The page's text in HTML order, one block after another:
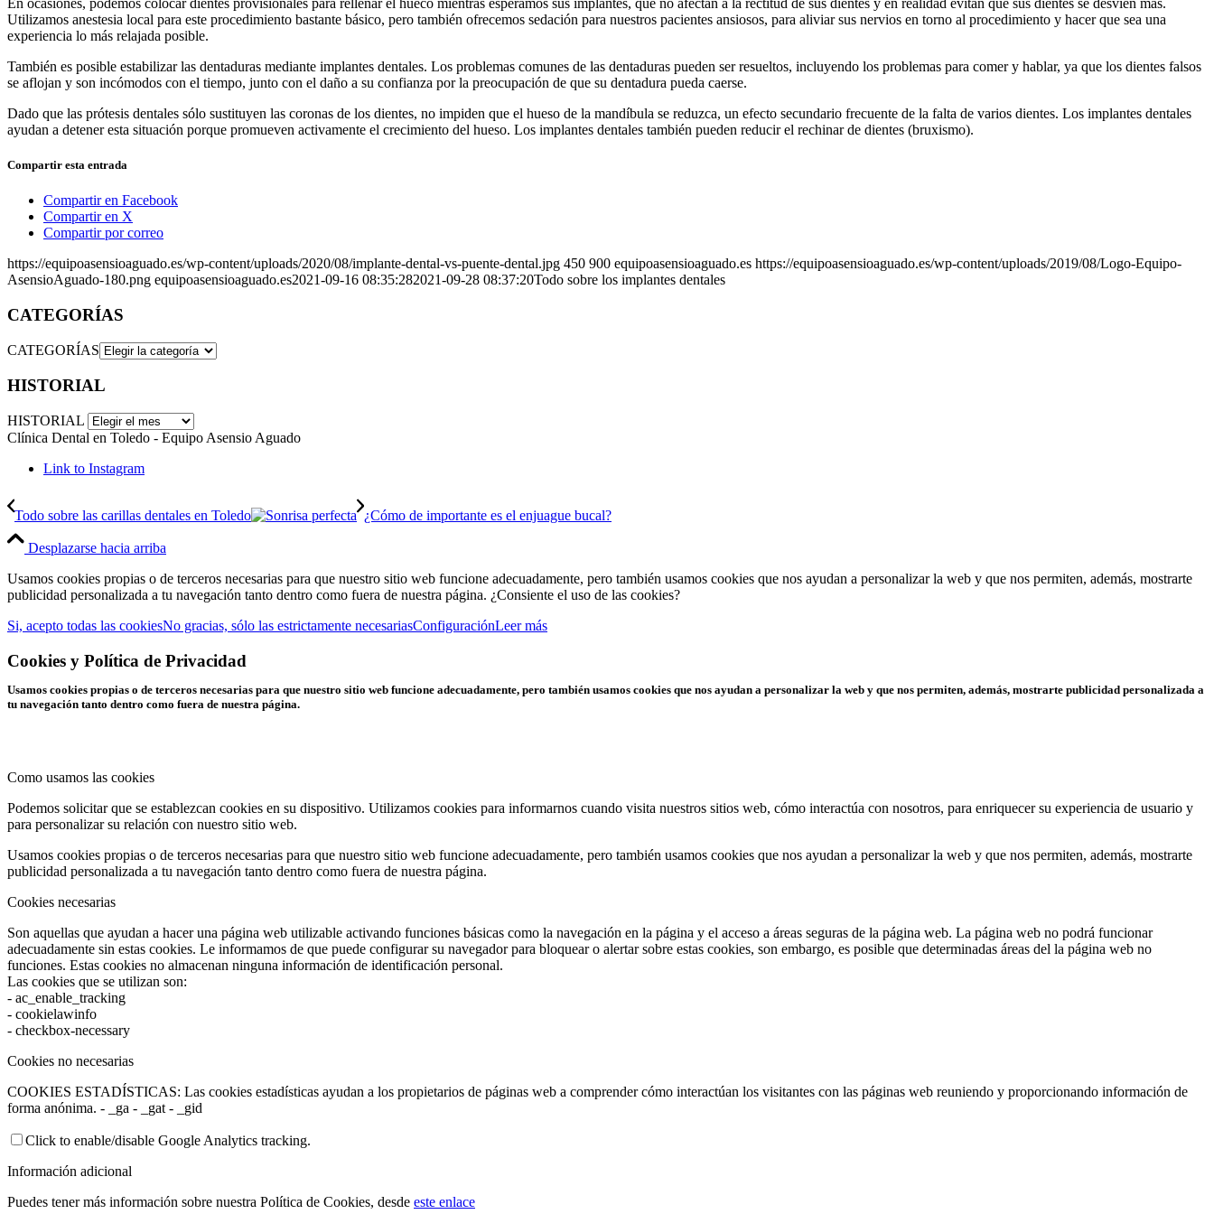
Utilizamos anestesia local para este procedimiento bastante básico, pero también ofrecemos sedación para nuestros pacientes ansiosos, para aliviar sus nervios en torno al procedimiento y hacer que sea una
experiencia lo más relajada posible.
También es posible estabilizar las dentaduras mediante implantes dentales. Los problemas comunes de las dentaduras pueden ser resueltos, incluyendo los problemas para comer y hablar, ya que los dientes falsos
se aflojan y son incómodos con el tiempo, junto con el daño a su confianza por la preocupación de que su dentadura pueda caerse.
Dado que las prótesis dentales sólo sustituyen las coronas de los dientes, no impiden que el hueso de la mandíbula se reduzca, un efecto secundario frecuente de la falta de varios dientes. Los implantes dentales
ayudan a detener esta situación porque promueven activamente el crecimiento del hueso. Los implantes dentales también pueden reducir el rechinar de dientes (bruxismo).
Compartir esta entrada
Compartir en Facebook
Compartir en X
Compartir por correo
https://equipoasensioaguado.es/wp-content/uploads/2020/08/implante-dental-vs-puente-dental.jpg 450 900 equipoasensioaguado.es https://equipoasensioaguado.es/wp-content/uploads/2019/08/Logo-Equipo-
AsensioAguado-180.png equipoasensioaguado.es2021-09-16 08:35:282021-09-28 08:37:20Todo sobre los implantes dentales
CATEGORÍAS
CATEGORÍAS
HISTORIAL
HISTORIAL
Clínica Dental en Toledo - Equipo Asensio Aguado
Link to Instagram
Todo sobre las carillas dentales en Toledo ¿Cómo de importante es el enjuague bucal?
Desplazarse hacia arriba
Usamos cookies propias o de terceros necesarias para que nuestro sitio web funcione adecuadamente, pero también usamos cookies que nos ayudan a personalizar la web y que nos permiten, además, mostrarte
publicidad personalizada a tu navegación tanto dentro como fuera de nuestra página. ¿Consiente el uso de las cookies?
Si, acepto todas las cookiesNo gracias, sólo las estrictamente necesariasConfiguraciónLeer más
Cookies y Política de Privacidad
Usamos cookies propias o de terceros necesarias para que nuestro sitio web funcione adecuadamente, pero también usamos cookies que nos ayudan a personalizar la web y que nos permiten, además, mostrarte publicidad personalizada a
tu navegación tanto dentro como fuera de nuestra página.
Como usamos las cookies
Podemos solicitar que se establezcan cookies en su dispositivo. Utilizamos cookies para informarnos cuando visita nuestros sitios web, cómo interactúa con nosotros, para enriquecer su experiencia de usuario y
para personalizar su relación con nuestro sitio web.
Usamos cookies propias o de terceros necesarias para que nuestro sitio web funcione adecuadamente, pero también usamos cookies que nos ayudan a personalizar la web y que nos permiten, además, mostrarte
publicidad personalizada a tu navegación tanto dentro como fuera de nuestra página.
Cookies necesarias
Son aquellas que ayudan a hacer una página web utilizable activando funciones básicas como la navegación en la página y el acceso a áreas seguras de la página web. La página web no podrá funcionar
adecuadamente sin estas cookies. Le informamos de que puede configurar su navegador para bloquear o alertar sobre estas cookies, son embargo, es posible que determinadas áreas del la página web no
funciones. Estas cookies no almacenan ninguna información de identificación personal.
Las cookies que se utilizan son:
- ac_enable_tracking
- cookielawinfo
- checkbox-necessary
Cookies no necesarias
COOKIES ESTADÍSTICAS: Las cookies estadísticas ayudan a los propietarios de páginas web a comprender cómo interactúan los visitantes con las páginas web reuniendo y proporcionando información de
forma anónima. - _ga - _gat - _gid
Click to enable/disable Google Analytics tracking.
Información adicional
Puedes tener más información sobre nuestra Política de Cookies, desde este enlace